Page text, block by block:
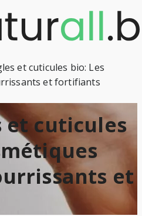
et cuticules bio: Les
et fortifiants
et cuticules
et